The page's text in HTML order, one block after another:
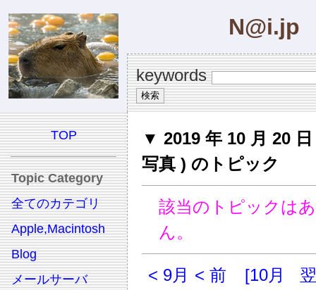
N@i.jp
keywords
TOP
Topic Category
全てのカテゴリ
Apple,Macintosh
Blog
メールサーバ
▼ 2019 年 10 月 20
写真 ) のトピック
該当のトピックは
ん。
< 9月 < 前
[10月